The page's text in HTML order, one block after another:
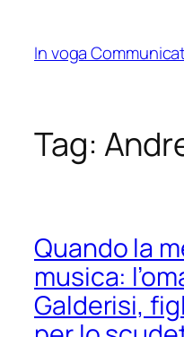
content
In voga
Tag:
Quando la
musica:
Galderisi,